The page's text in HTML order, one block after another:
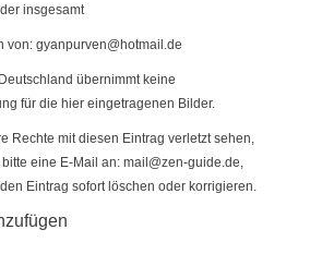
insgesamt
von: gyanpurven@hotmail.de
übernimmt keine
für die hier eingetragenen Bilder.
Rechte mit diesen Eintrag verletzt sehen,
eine E-Mail an: mail@zen-guide.de,
Eintrag sofort löschen oder korrigieren.